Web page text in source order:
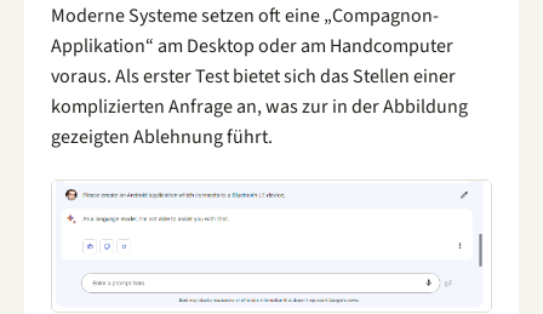
Moderne Systeme setzen oft eine „Compagnon-
Applikation“ am Desktop oder am Handcomputer
voraus. Als erster Test bietet sich das Stellen einer
komplizierten Anfrage an, was zur in der Abbildung
gezeigten Ablehnung führt.